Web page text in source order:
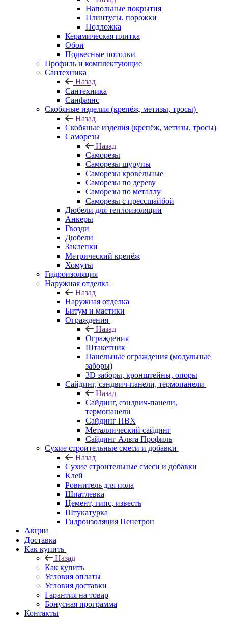
Напольные покрытия
Плинтусы, порожки
Подложка
Керамическая плитка
Обои
Подвесные потолки
Профиль и комплектующие
Сантехника
Назад
Сантехника
Санфаянс
Скобяные изделия (крепёж, метизы, тросы)
Назад
Скобяные изделия (крепёж, метизы, тросы)
Саморезы
Назад
Саморезы
Саморезы шурупы
Саморезы кровельные
Саморезы по дереву
Саморезы по металлу
Саморезы с прессшайбой
Дюбели для теплоизоляции
Анкеры
Гвозди
Дюбели
Заклепки
Метрический крепёж
Хомуты
Гидроизоляция
Наружная отделка
Назад
Наружная отделка
Битум и мастики
Ограждения
Назад
Ограждения
Штакетник
Панельные ограждения (модульные
заборы)
3D заборы, кронштейны, опоры
Cайдинг, сэндвич-панели, термопанели
Назад
Cайдинг, сэндвич-панели,
термопанели
Сайдинг ПВХ
Металлический сайдинг
Сайдинг Альта Профиль
Сухие строительные смеси и добавки
Назад
Сухие строительные смеси и добавки
Клей
Ровнитель для пола
Шпатлевка
Цемент, гипс, известь
Штукатурка
Гидроизоляция Пенетрон
Акции
Доставка
Как купить
Назад
Как купить
Условия оплаты
Условия доставки
Гарантия на товар
Бонусная программа
Контакты